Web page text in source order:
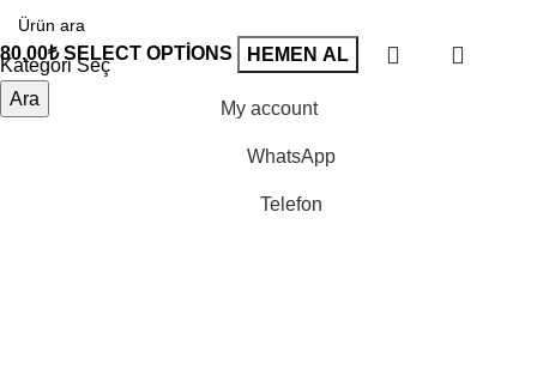
Kategori Seç
Ara
80,00₺ SELECT OPTIONS HEMEN AL
My account
WhatsApp
Telefon